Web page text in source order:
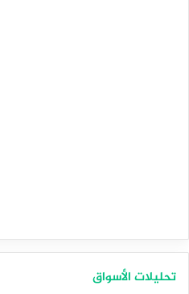
تحليلات الأسواق